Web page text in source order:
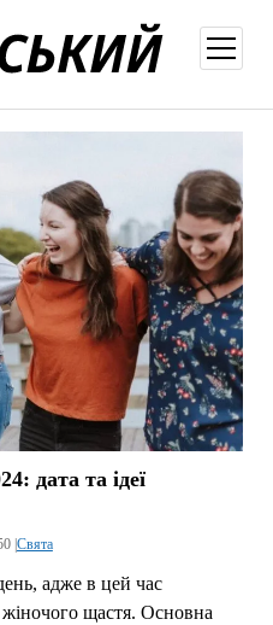
меню
дата та ідеї
| Свята
адже в цей час
жіночого щастя. Основна